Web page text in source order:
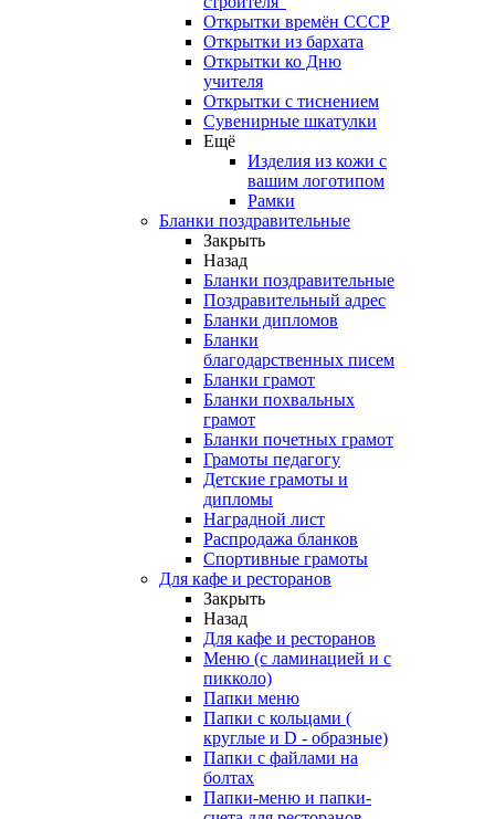
Открытки времён СССР
Открытки из бархата
Открытки ко Дню
учителя
Открытки с тиснением
Сувенирные шкатулки
Ещё
Изделия из кожи с
вашим логотипом
Рамки
Бланки поздравительные
Закрыть
Назад
Бланки поздравительные
Поздравительный адрес
Бланки дипломов
Бланки
благодарственных писем
Бланки грамот
Бланки похвальных
грамот
Бланки почетных грамот
Грамоты педагогу
Детские грамоты и
дипломы
Наградной лист
Распродажа бланков
Спортивные грамоты
Для кафе и ресторанов
Закрыть
Назад
Для кафе и ресторанов
Меню (с ламинацией и с
пикколо)
Папки меню
Папки с кольцами (
круглые и D - образные)
Папки с файлами на
болтах
Папки-меню и папки-